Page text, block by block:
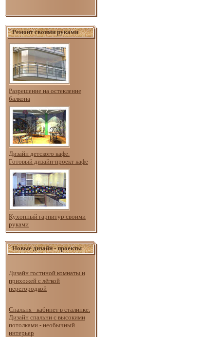
Ремонт своими руками
Разрешение на остекление
балкона
Дизайн детского кафе.
Готовый дизайн-проект кафе
Кухонный гарнитур своими
руками
Новые дизайн - проекты
Дизайн гостиной комнаты и
прихожей с лёгкой
перегородкой
Спальня - кабинет в сталинке.
Дизайн спальни с высокими
потолками - необычный
интерьер